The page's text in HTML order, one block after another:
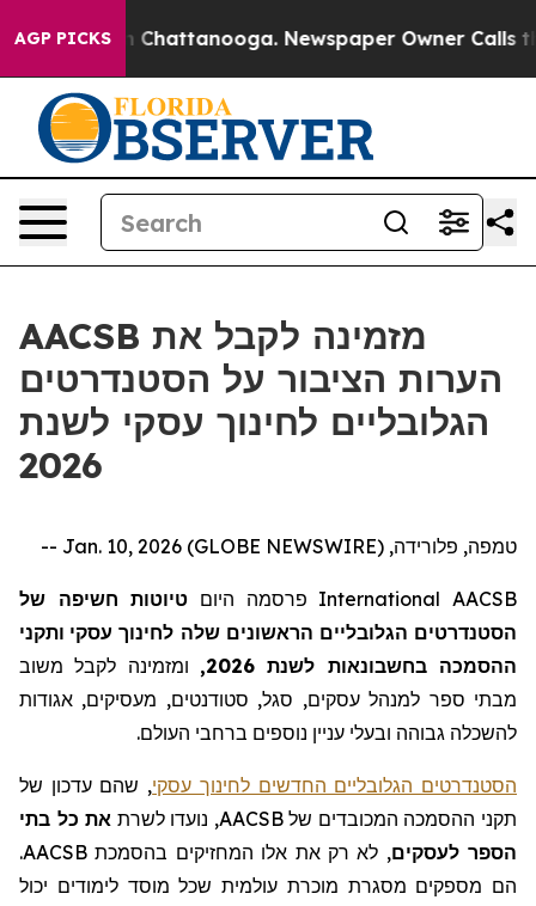
AGP PICKS
Chaos in Chattanooga. Newspaper Owner Calls
AACSB מזמינה לקבל את
הערות הציבור על הסטנדרטים
הגלובליים לחינוך עסקי לשנת
2026
טמפה, פלורידה, Jan. 10, 2026 (GLOBE NEWSWIRE) --
AACSB
International פרסמה היום טיוטות חשיפה של
הסטנדרטים הגלובליים הראשונים שלה לחינוך עסקי ותקני
ההסמכהבחשבונאות לשנת 2026, ומזמינה לקבלמשוב
מבתי ספר למנהל עסקים, סגל, סטודנטים, מעסיקים, אגודות
להשכלה גבוהה ובעלי עניין נוספים ברחבי העולם.
הסטנדרטים הגלובליים החדשים לחינוך עסקי, שהם עדכון של
תקני ההסמכה המכובדים שלAACSB, נועדו לשרת את כל בתי
הספר לעסקים, לא רק את אלו המחזיקים בהסמכת AACSB
.
הם מספקים מסגרת מוכרת עולמית שכל מוסד לימודים יכול